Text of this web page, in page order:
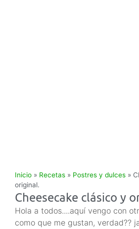
Inicio » Recetas » Postres y dulces »
original.
Cheesecake clásico y
Hola a todos....aquí vengo con
como que me gustan, verdad??